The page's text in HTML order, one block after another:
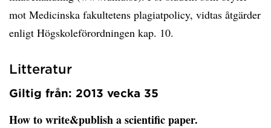
mot Medicinska fakultetens plagiatpolicy, vidtas åtgärder
enligt Högskoleförordningen kap. 10.
Litteratur
Giltig från: 2013 vecka 35
How to write&publish a scientific paper.